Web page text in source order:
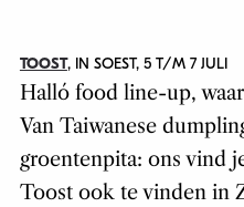
TOOST, IN SOEST, 5 T/M 7 JULI
Halló food line-up,
Van Taiwanese
groentenpita: ons vind
Toost ook te vinden in